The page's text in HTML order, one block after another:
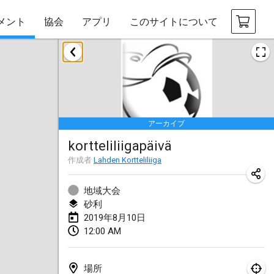
ント 協会 アプリ このサイトについて
アーカイブ
kortteliliigapäivä
作成者 Lahden Kortteliliiga
地域大会
砂利
2019年8月10日
12:00 AM
場所
2019年1月
New Year's Throw Mölkky
2019年1月1日 チェコ
Tournoi Mixte ASPTTOM
2019年1月20日|フランス
Tournoi d'Hiver
2019年1月26日
Liekki Cup
2019年1月26日